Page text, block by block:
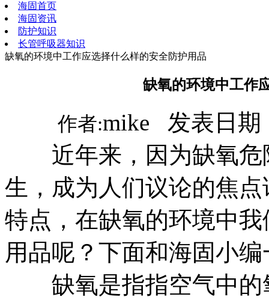
海固首页
海固资讯
防护知识
长管呼吸器知识
缺氧的环境中工作应选择什么样的安全防护用品
缺氧的环境中工作
作者:mike 发表日
近年来，因为缺氧危
生，成为人们议论的焦
特点，在缺氧的环境中
用品呢？下面和海固小
缺氧是指指空气中的